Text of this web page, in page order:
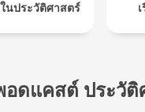
นประวัติศาสตร์
อดแคสต์ ประวัติ